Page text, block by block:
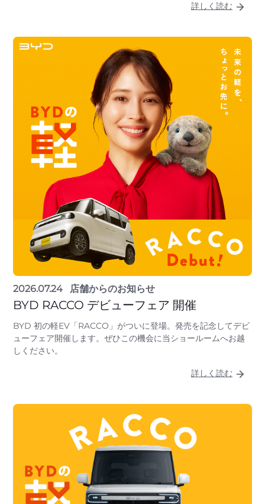
詳しく読む
2026.07.24 店舗からのお知らせ
BYD RACCO デビューフェア 開催
BYD 初の軽EV「RACCO」がついに登場。発売を記念してデビ
ューフェア開催します。ぜひこの機会に当ショールームへお越
しください。
詳しく読む